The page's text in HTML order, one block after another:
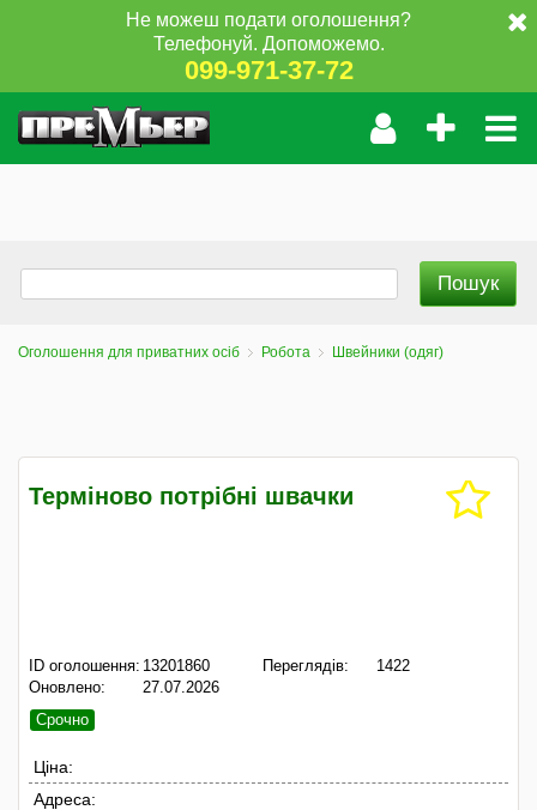
Не можеш подати оголошення?
Телефонуй. Допоможемо.
099-971-37-72
Оголошення для приватних осіб Робота Швейники (одяг)
Терміново потрібні швачки
ID оголошення: 13201860
Оновлено:
27.07.2026
Переглядів: 1422
Срочно
Ціна:
Адреса: